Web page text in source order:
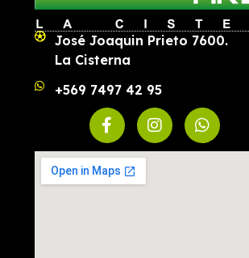
José Joaquin Prieto 7600.
La Cisterna
+569 7497 42 95